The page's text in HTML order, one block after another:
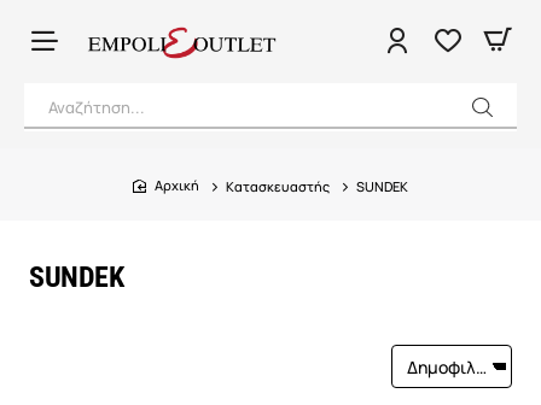
Αναζήτηση...
SUNDEK
home
Κατασκευαστής SUNDEK